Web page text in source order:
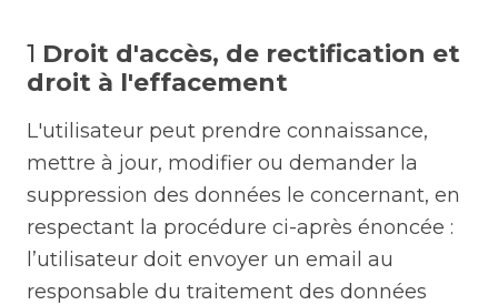
1 Droit d'accès, de rectification et
droit à l'effacement
L'utilisateur peut prendre connaissance,
mettre à jour, modifier ou demander la
suppression des données le concernant, en
respectant la procédure ci-après énoncée :
l’utilisateur doit envoyer un email au
responsable du traitement des données